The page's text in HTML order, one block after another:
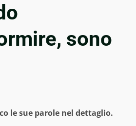
sono
le sue parole nel dettaglio.